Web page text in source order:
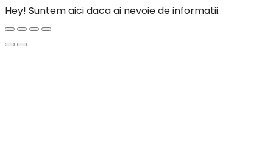
Hey! Suntem aici daca ai nevoie de informatii.